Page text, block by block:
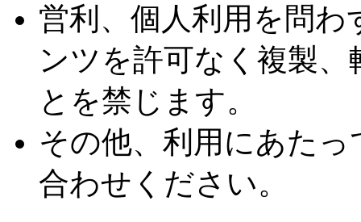
営利、個人利用を問
ンツを許可なく複製
とを禁じます。
その他、利用にあた
合わせください。